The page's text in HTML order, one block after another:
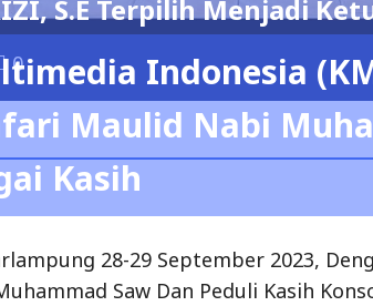
PERIODE 2026 –
Indonesia
Maulid Nabi
Kasih
28-29 September 2023,
Saw Dan Peduli Kasih